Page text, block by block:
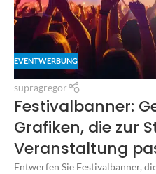
EVENTWERBUNG
supragregor
Festivalbanner:
Grafiken, die zur
Veranstaltung
Entwerfen Sie Festivalbanner,